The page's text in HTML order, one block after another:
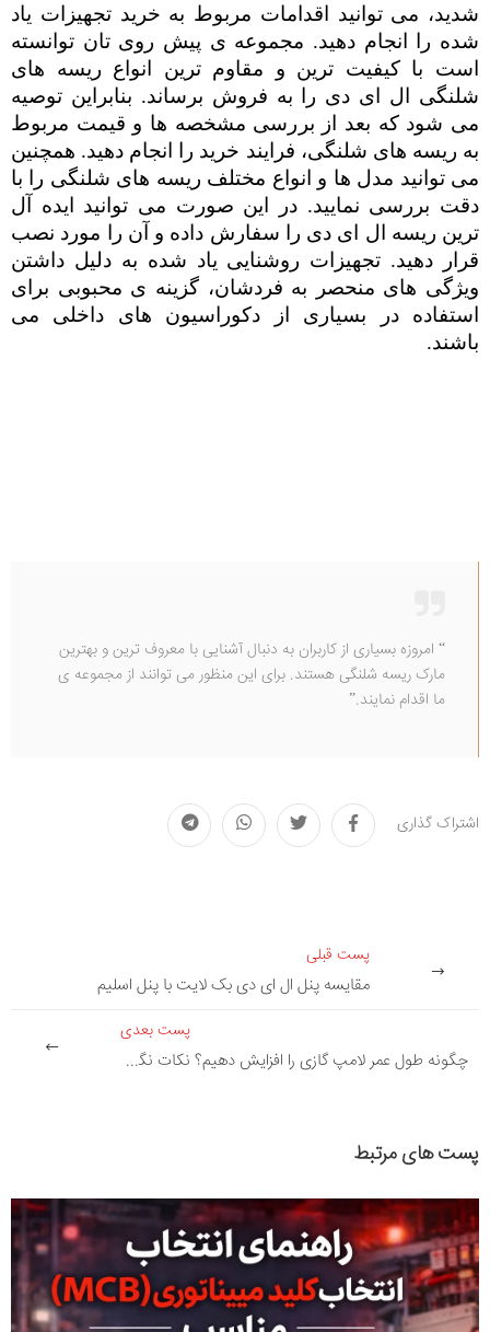
شدید، می توانید اقدامات مربوط به خرید تجهیزات یاد
شده را انجام دهید. مجموعه ی پیش روی تان توانسته
است با کیفیت ترین و مقاوم ترین انواع ریسه های
شلنگی ال ای دی را به فروش برساند. بنابراین توصیه
می شود که بعد از بررسی مشخصه ها و قیمت مربوط
به ریسه های شلنگی، فرایند خرید را انجام دهید. همچنین
می توانید مدل ها و انواع مختلف ریسه های شلنگی را با
دقت بررسی نمایید. در این صورت می توانید ایده آل
ترین ریسه ال ای دی را سفارش داده و آن را مورد نصب
قرار دهید. تجهیزات روشنایی یاد شده به دلیل داشتن
ویژگی های منحصر به فردشان، گزینه ی محبوبی برای
استفاده در بسیاری از دکوراسیون های داخلی می
باشند.
“ امروزه بسیاری از کاربران به دنبال آشنایی با معروف ترین و بهترین
مارک ریسه شلنگی هستند. برای این منظور می توانند از مجموعه ی
ما اقدام نمایند.”
اشتراک گذاری
پست قبلی
مقایسه پنل ال ای دی بک لایت با پنل اسلیم
پست بعدی
چگونه طول عمر لامپ گازی را افزایش دهیم؟ نکات نگهداری و استفاده
پست های مرتبط